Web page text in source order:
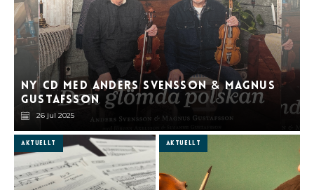
Ny cd med Anders Svensson&Magnus
Gustafsson
26 jul 2025
Aktuellt Aktuellt